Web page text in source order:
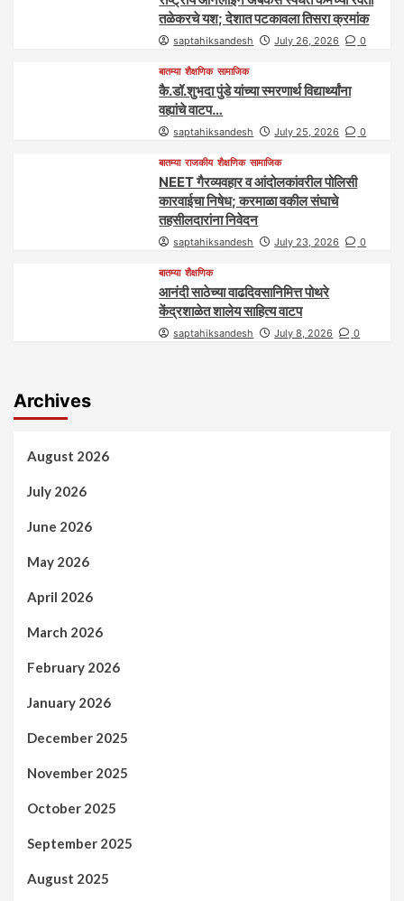
तळेकरचे यश; देशात पटकावला तिसरा क्रमांक
saptahiksandesh July 26, 2026 0
बातम्या शैक्षणिक सामाजिक
कै.डॉ.शुभदा पुंडे यांच्या स्मरणार्थ विद्यार्थ्यांना
वह्यांचे वाटप…
saptahiksandesh July 25, 2026 0
बातम्या राजकीय शैक्षणिक सामाजिक
NEET गैरव्यवहार व आंदोलकांवरील पोलिसी
कारवाईचा निषेध; करमाळा वकील संघाचे
तहसीलदारांना निवेदन
saptahiksandesh July 23, 2026 0
बातम्या शैक्षणिक
आनंदी साठेच्या वाढदिवसानिमित्त पोथरे
केंद्रशाळेत शालेय साहित्य वाटप
saptahiksandesh July 8, 2026 0
Archives
August 2026
July 2026
June 2026
May 2026
April 2026
March 2026
February 2026
January 2026
December 2025
November 2025
October 2025
September 2025
August 2025